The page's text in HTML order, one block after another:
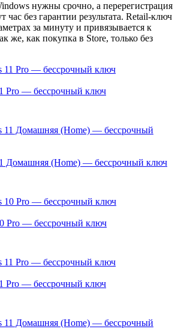
нужны срочно, а перерегистрация
без гарантии результата. Retail-ключ
за минуту и привязывается к
же, как покупка в Store, только без
Pro — бессрочный ключ
Домашняя (Home) — бессрочный ключ
Pro — бессрочный ключ
Pro — бессрочный ключ